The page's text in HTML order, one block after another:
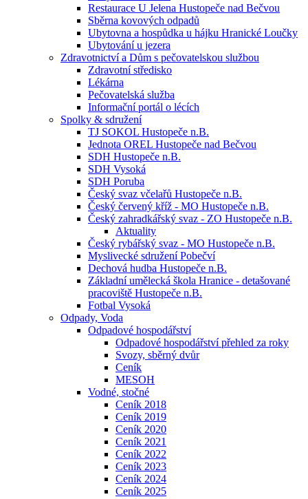
Restaurace U Jelena Hustopeče nad Bečvou
Sběrna kovových odpadů
Ubytovna a hospůdka u hájku Hranické Loučky
Ubytování u jezera
Zdravotnictví a Dům s pečovatelskou službou
Zdravotní středisko
Lékárna
Pečovatelská služba
Informační portál o lécích
Spolky & sdružení
TJ SOKOL Hustopeče n.B.
Jednota OREL Hustopeče nad Bečvou
SDH Hustopeče n.B.
SDH Vysoká
SDH Poruba
Český svaz včelařů Hustopeče n.B.
Český červený kříž - MO Hustopeče n.B.
Český zahradkářský svaz - ZO Hustopeče n.B.
Aktuality
Český rybářský svaz - MO Hustopeče n.B.
Myslivecké sdružení Pobečví
Dechová hudba Hustopeče n.B.
Základní umělecká škola Hranice - detašované
pracoviště Hustopeče n.B.
Fotbal Vysoká
Odpady, Voda
Odpadové hospodářství
Odpadové hospodářství přehled za roky
Svozy, sběrný dvůr
Ceník
MESOH
Vodné, stočné
Ceník 2018
Ceník 2019
Ceník 2020
Ceník 2021
Ceník 2022
Ceník 2023
Ceník 2024
Ceník 2025